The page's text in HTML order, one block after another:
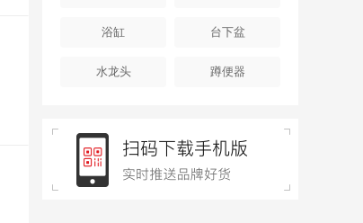
浴缸 台下盆
水龙头 蹲便器